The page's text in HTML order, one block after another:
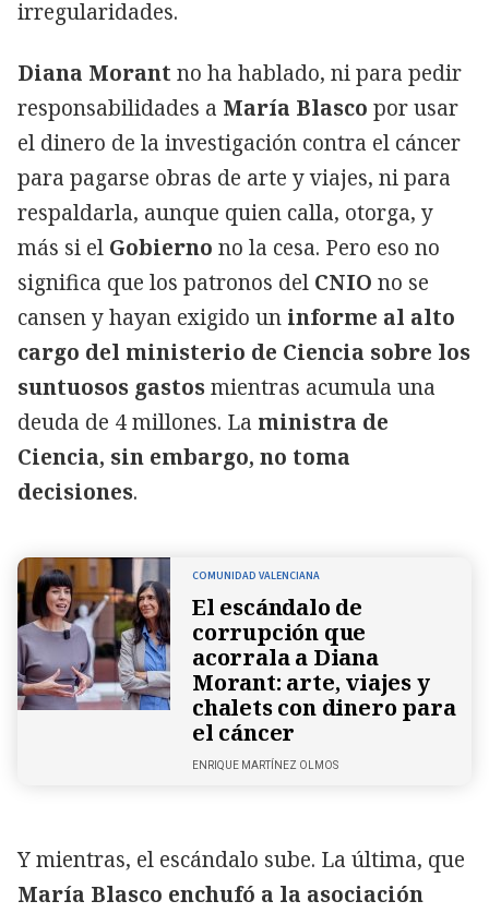
irregularidades.
Diana Morant no ha hablado, ni para pedir
responsabilidades a María Blasco por usar
el dinero de la investigación contra el cáncer
para pagarse obras de arte y viajes, ni para
respaldarla, aunque quien calla, otorga, y
más si el Gobierno no la cesa. Pero eso no
significa que los patronos del CNIO no se
cansen y hayan exigido un informe al alto
cargo del ministerio de Ciencia sobre los
suntuosos gastosmientras acumula una
deuda de 4 millones. La ministra de
Ciencia, sin embargo, no toma
decisiones.
COMUNIDAD VALENCIANA
El escándalo de
corrupción que
acorrala a Diana
Morant: arte, viajes y
chalets con dinero para
el cáncer
ENRIQUE MARTÍNEZ OLMOS
Y mientras, el escándalo sube. La última, que
María Blasco enchufó a la asociación